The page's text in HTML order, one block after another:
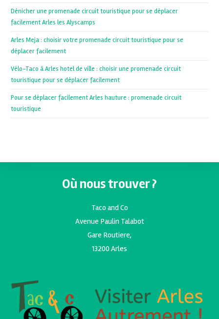
Dénicher une promenade circuit touristique pour se déplacer
facilement Arles les Alyscamps
Arles Meja : choisir votre promenade circuit touristique pour se
déplacer facilement
Vélo-Taco à Arles hotel de ville : choisir une promenade circuit
touristique pour se déplacer facilement
Pour se déplacer facilement Arles hauture : promenade circuit
touristique
Où nous trouver ?
Taco and Co
Avenue Paulin Talabot
Gare Routiere,
13200 Arles